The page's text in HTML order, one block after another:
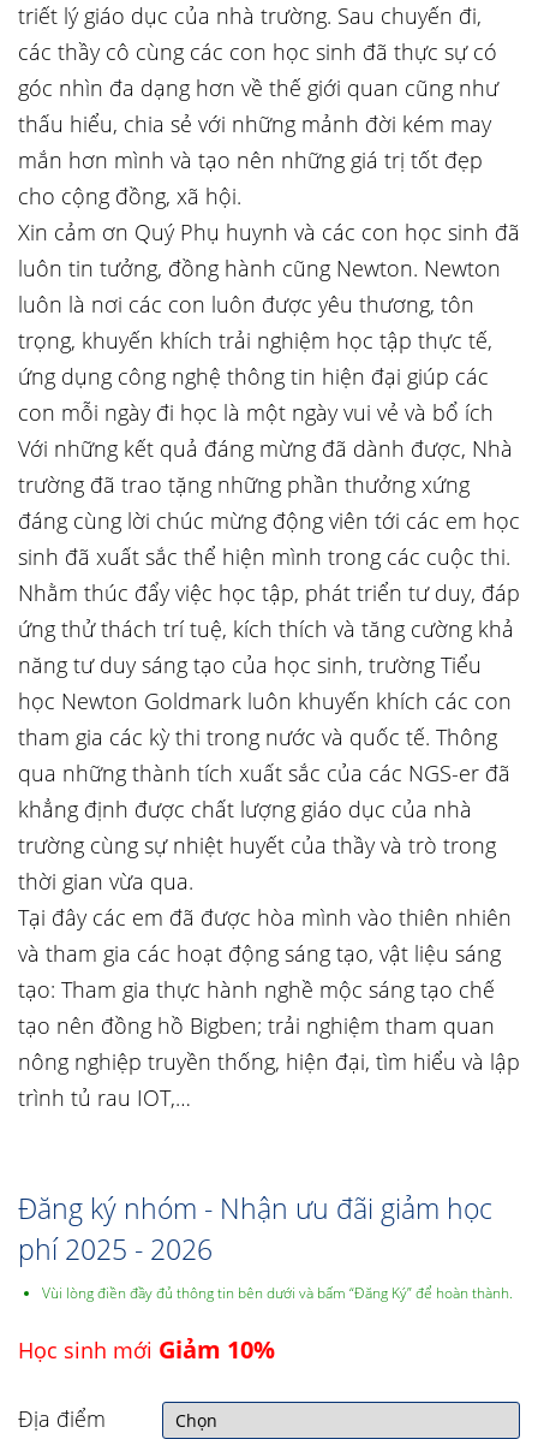
triết lý giáo dục của nhà trường. Sau chuyến đi,
các thầy cô cùng các con học sinh đã thực sự có
góc nhìn đa dạng hơn về thế giới quan cũng như
thấu hiểu, chia sẻ với những mảnh đời kém may
mắn hơn mình và tạo nên những giá trị tốt đẹp
cho cộng đồng, xã hội.
Xin cảm ơn Quý Phụ huynh và các con học sinh đã
luôn tin tưởng, đồng hành cũng Newton. Newton
luôn là nơi các con luôn được yêu thương, tôn
trọng, khuyến khích trải nghiệm học tập thực tế,
ứng dụng công nghệ thông tin hiện đại giúp các
con mỗi ngày đi học là một ngày vui vẻ và bổ ích
Với những kết quả đáng mừng đã dành được, Nhà
trường đã trao tặng những phần thưởng xứng
đáng cùng lời chúc mừng động viên tới các em học
sinh đã xuất sắc thể hiện mình trong các cuộc thi.
Nhằm thúc đẩy việc học tập, phát triển tư duy, đáp
ứng thử thách trí tuệ, kích thích và tăng cường khả
năng tư duy sáng tạo của học sinh, trường Tiểu
học Newton Goldmark luôn khuyến khích các con
tham gia các kỳ thi trong nước và quốc tế. Thông
qua những thành tích xuất sắc của các NGS-er đã
khẳng định được chất lượng giáo dục của nhà
trường cùng sự nhiệt huyết của thầy và trò trong
thời gian vừa qua.
Tại đây các em đã được hòa mình vào thiên nhiên
và tham gia các hoạt động sáng tạo, vật liệu sáng
tạo: Tham gia thực hành nghề mộc sáng tạo chế
tạo nên đồng hồ Bigben; trải nghiệm tham quan
nông nghiệp truyền thống, hiện đại, tìm hiểu và lập
trình tủ rau IOT,…
Đăng ký nhóm - Nhận ưu đãi giảm học
phí 2025 - 2026
Vùi lòng điền đầy đủ thông tin bên dưới và bấm “Đăng Ký” để hoàn thành.
Học sinh mới Giảm 10%
Địa điểm